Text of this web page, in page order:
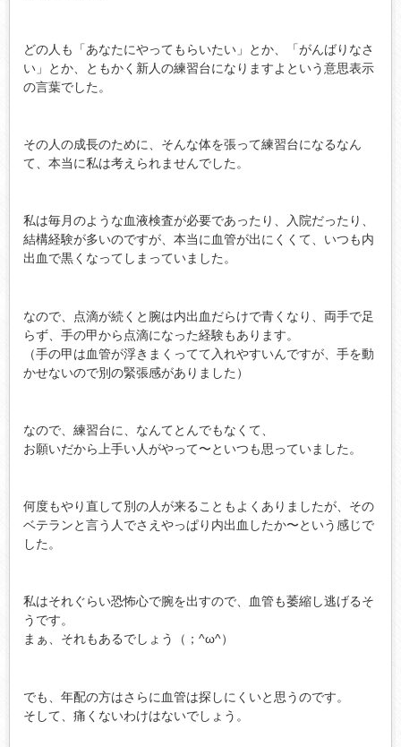
どの人も「あなたにやってもらいたい」とか、「がんばりなさ
い」とか、ともかく新人の練習台になりますよという意思表示
の言葉でした。
その人の成長のために、そんな体を張って練習台になるなん
て、本当に私は考えられませんでした。
私は毎月のような血液検査が必要であったり、入院だったり、
結構経験が多いのですが、本当に血管が出にくくて、いつも内
出血で黒くなってしまっていました。
なので、点滴が続くと腕は内出血だらけで青くなり、両手で足
らず、手の甲から点滴になった経験もあります。
（手の甲は血管が浮きまくってて入れやすいんですが、手を動
かせないので別の緊張感がありました）
なので、練習台に、なんてとんでもなくて、
お願いだから上手い人がやって〜といつも思っていました。
何度もやり直して別の人が来ることもよくありましたが、その
ベテランと言う人でさえやっぱり内出血したか〜という感じで
した。
私はそれぐらい恐怖心で腕を出すので、血管も萎縮し逃げるそ
うです。
まぁ、それもあるでしょう（；^ω^）
でも、年配の方はさらに血管は探しにくいと思うのです。
そして、痛くないわけはないでしょう。